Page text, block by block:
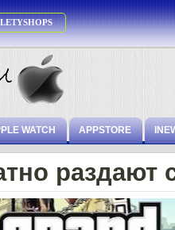
WATCH APPSTORE
раздают